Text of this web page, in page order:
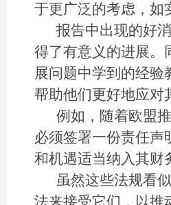
于更广泛的考虑，如
报告中出现的好
得了有意义的进展。
展问题中学到的经
帮助他们更好地应对
例如，随着欧盟
必须签署一份责任
和机遇适当纳入其财
虽然这些法规看
法来接受它们，以推